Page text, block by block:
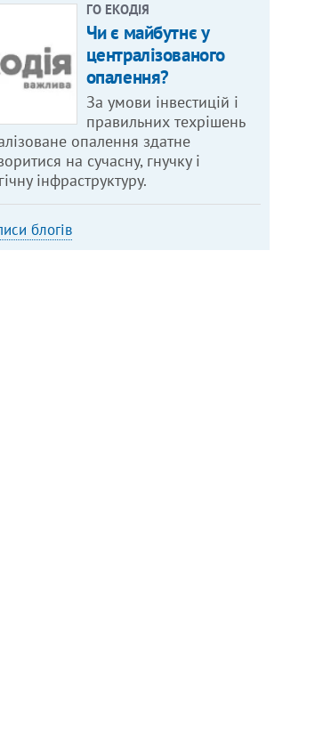
ГО ЕКОДІЯ
Чи є майбутнє у
централізованого
опалення?
За умови інвестицій і
правильних техрішень
опалення здатне
на сучасну, гнучку і
інфраструктуру.
блогів